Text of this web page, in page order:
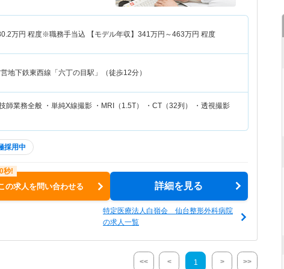
万円 程度※職務手当込 【モデル年収】 341万円～463万円 程度
地下鉄東西線「六丁の目駅」（徒歩12分）
師業務全般 ・単純X線撮影 ・MRI（1.5T） ・CT（32列） ・透視撮影
採用中
の求人を問い合わせる 詳細を見る
特定医療法人白嶺会 仙台整形外科病院
の求人一覧
<< < 1 > >>